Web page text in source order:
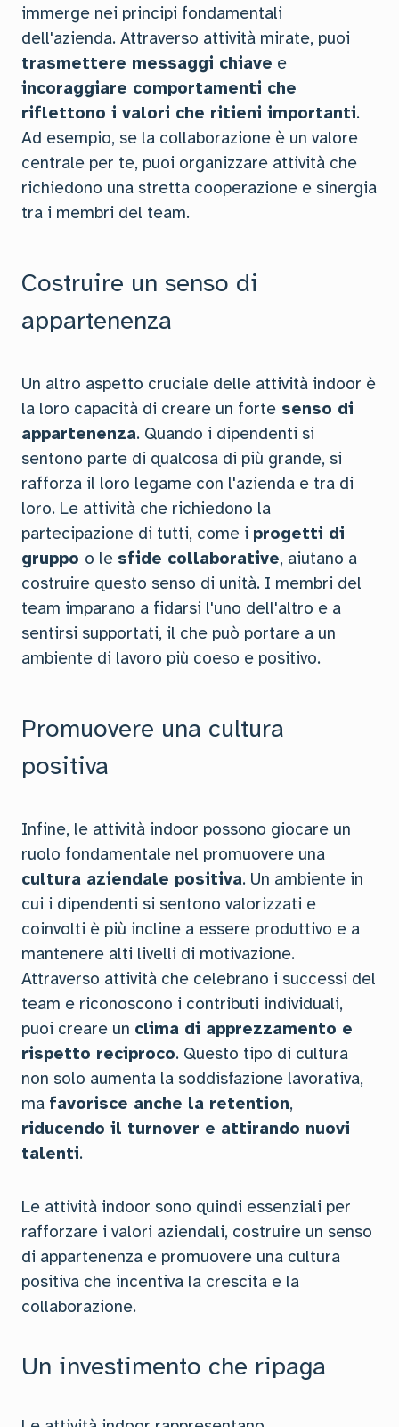
immerge nei principi fondamentali
dell'azienda. Attraverso attività mirate, puoi
trasmettere messaggi chiave e
incoraggiare comportamenti che
riflettono i valori che ritieni importanti.
Ad esempio, se la collaborazione è un valore
centrale per te, puoi organizzare attività che
richiedono una stretta cooperazione e sinergia
tra i membri del team.
Costruire un senso di
appartenenza
Un altro aspetto cruciale delle attività indoor è
la loro capacità di creare un forte senso di
appartenenza. Quando i dipendenti si
sentono parte di qualcosa di più grande, si
rafforza il loro legame con l'azienda e tra di
loro. Le attività che richiedono la
partecipazione di tutti, come i progetti di
gruppo o le sfide collaborative, aiutano a
costruire questo senso di unità. I membri del
team imparano a fidarsi l'uno dell'altro e a
sentirsi supportati, il che può portare a un
ambiente di lavoro più coeso e positivo.
Promuovere una cultura
positiva
Infine, le attività indoor possono giocare un
ruolo fondamentale nel promuovere una
cultura aziendale positiva. Un ambiente in
cui i dipendenti si sentono valorizzati e
coinvolti è più incline a essere produttivo e a
mantenere alti livelli di motivazione.
Attraverso attività che celebrano i successi del
team e riconoscono i contributi individuali,
puoi creare un clima di apprezzamento e
rispetto reciproco. Questo tipo di cultura
non solo aumenta la soddisfazione lavorativa,
ma favorisce anche la retention,
riducendo il turnover e attirando nuovi
talenti.
Le attività indoor sono quindi essenziali per
rafforzare i valori aziendali, costruire un senso
di appartenenza e promuovere una cultura
positiva che incentiva la crescita e la
collaborazione.
Un investimento che ripaga